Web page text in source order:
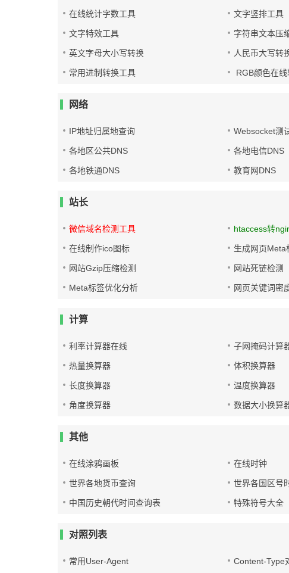
在线统计字数工具 文字竖排工具
文字特效工具 字符串文本压
英文字母大小写转换 人民币大写转
常用进制转换工具 RGB颜色在
网络
IP地址归属地查询 Websocket测
各地区公共DNS 各地电信DNS
各地铁通DNS 教育网DNS
站长
微信域名检测工具 htaccess转
在线制作ico图标 生成网页Meta
网站Gzip压缩检测 网站死链检测
Meta标签优化分析 网页关键词密
计算
利率计算器在线 子网掩码计算
热量换算器 体积换算器
长度换算器 温度换算器
角度换算器 数据大小换算
其他
在线涂鸦画板 在线时钟
世界各地货币查询 世界各国区号
中国历史朝代时间查询表 特殊符号大全
对照列表
常用User-Agent Content-Type